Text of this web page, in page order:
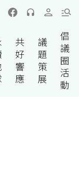
共
好
響
應
議
題
策
展
倡
議
圈
活
動